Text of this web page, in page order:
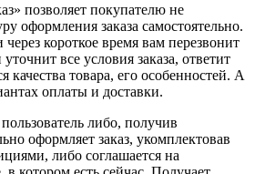
позволяет покупателю не
оформления заказа самостоятельно.
короткое время вам перезвонит
все условия заказа, ответит
товара, его особенностей. А
оплаты и доставки.
либо, получив
оформляет заказ, укомплектовав
либо соглашается на